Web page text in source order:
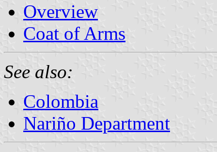
Overview
Coat of Arms
See also:
Colombia
Nariño Department